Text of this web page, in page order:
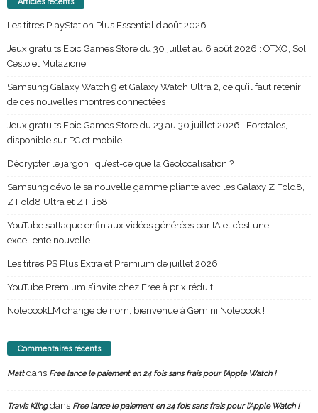
Articles récents
Les titres PlayStation Plus Essential d’août 2026
Jeux gratuits Epic Games Store du 30 juillet au 6 août 2026 : OTXO, Sol
Cesto et Mutazione
Samsung Galaxy Watch 9 et Galaxy Watch Ultra 2, ce qu’il faut retenir
de ces nouvelles montres connectées
Jeux gratuits Epic Games Store du 23 au 30 juillet 2026 : Foretales,
disponible sur PC et mobile
Décrypter le jargon : qu’est-ce que la Géolocalisation ?
Samsung dévoile sa nouvelle gamme pliante avec les Galaxy Z Fold8,
Z Fold8 Ultra et Z Flip8
YouTube s’attaque enfin aux vidéos générées par IA et c’est une
excellente nouvelle
Les titres PS Plus Extra et Premium de juillet 2026
YouTube Premium s’invite chez Free à prix réduit
NotebookLM change de nom, bienvenue à Gemini Notebook !
Commentaires récents
Mattdans Free lance le paiement en 24 fois sans frais pour l’Apple Watch !
Travis Klingdans Free lance le paiement en 24 fois sans frais pour l’Apple Watch !